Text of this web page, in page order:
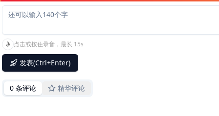
点击或按住录音，最长 15s
发表(Ctrl+Enter)
0 条评论 精华评论